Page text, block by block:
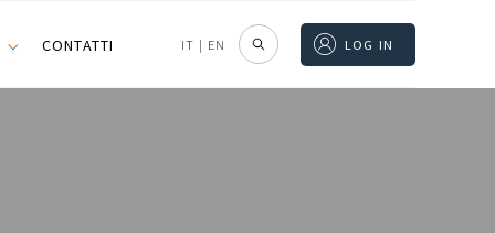
CONTATTI IT | EN LOG IN